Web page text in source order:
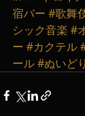
宿バー #歌舞
シック音楽 #
ー #カクテル
ール#ぬいどり